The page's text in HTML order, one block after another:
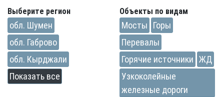
Выберите регион
обл. Шумен
обл. Габрово
обл. Кырджали
Показать все
Объекты по видам
Мосты
Горы
Перевалы
Горячие источники ЖД
Узкоколейные
железные дороги